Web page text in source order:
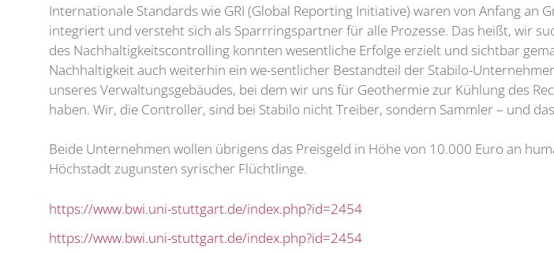
Internationale Standards wie GRI (Global Reporting Initiative) waren von Anfang an
integriert und versteht sich als Sparrringspartner für alle Prozesse. Das heißt, wir
des Nachhaltigkeitscontrolling konnten wesentliche Erfolge erzielt und sichtbar
Nachhaltigkeit auch weiterhin ein we-sentlicher Bestandteil der Stabilo-
unseres Verwaltungsgebäudes, bei dem wir uns für Geothermie zur Kühlung des
haben. Wir, die Controller, sind bei Stabilo nicht Treiber, sondern Sammler – und
Beide Unternehmen wollen übrigens das Preisgeld in Höhe von 10.000 Euro an
Höchstadt zugunsten syrischer Flüchtlinge.
https://www.bwi.uni-stuttgart.de/index.php?id=2454
https://www.bwi.uni-stuttgart.de/index.php?id=2454